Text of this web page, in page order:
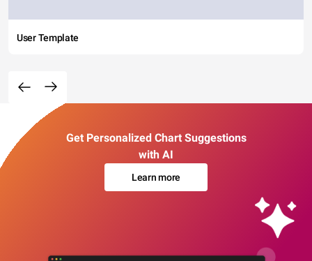
User Template
Get Personalized Chart Suggestions
with AI
Learn more